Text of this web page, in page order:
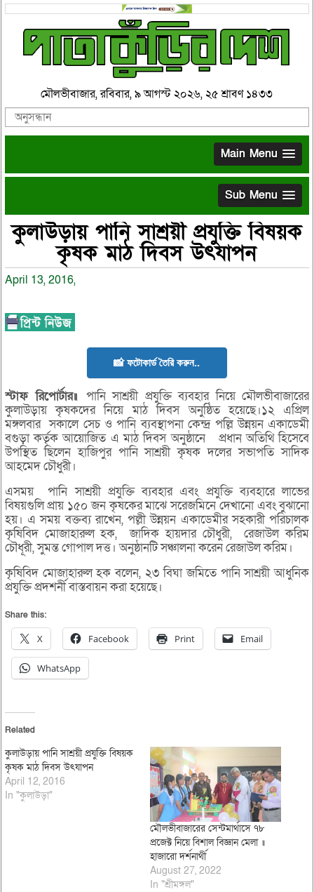
মৌলভীবাজার, রবিবার, ৯ আগস্ট ২০২৬, ২৫ শ্রাবণ ১৪৩৩
Main Menu
Sub Menu
কুলাউড়ায় পানি সাশ্রয়ী প্রযুক্তি বিষয়ক
কৃষক মাঠ দিবস উৎযাপন
April 13, 2016,
📸 ফটোকার্ড তৈরি করুন..
স্টাফ রিপোর্টার॥ পানি সাশ্রয়ী প্রযুক্তি ব্যবহার নিয়ে মৌলভীবাজারের
কুলাউড়ায় কৃষকদের নিয়ে মাঠ দিবস অনুষ্ঠিত হয়েছে।১২ এপ্রিল
মঙ্গলবার সকালে সেচ ও পানি ব্যবস্থাপনা কেন্দ্র পল্লি উন্নয়ন একাডেমী
বগুড়া কর্তৃক আয়োজিত এ মাঠ দিবস অনুষ্ঠানে প্রধান অতিথি হিসেবে
উপস্থিত ছিলেন হাজিপুর পানি সাশ্রয়ী কৃষক দলের সভাপতি সাদিক
আহমেদ চৌধুরী।
এসময় পানি সাশ্রয়ী প্রযুক্তি ব্যবহার এবং প্রযুক্তি ব্যবহারে লাভের
বিষয়গুলি প্রায় ১৫০ জন কৃষকের মাঝে সরেজমিনে দেখানো এবং বুঝানো
হয়। এ সময় বক্তব্য রাখেন, পল্লী উন্নয়ন একাডেমীর সহকারী পরিচালক
কৃষিবিদ মোজাহারুল হক, জাদিক হায়দার চৌধুরী, রেজাউল করিম
চৌধূরী, সুমন্ত গোপাল দত্ত। অনুষ্ঠানটি সঞ্চালনা করেন রেজাউল করিম।
কৃষিবিদ মোজাহারুল হক বলেন, ২৩ বিঘা জমিতে পানি সাশ্রয়ী আধুনিক
প্রযুক্তি প্রদশর্নী বাস্তবায়ন করা হয়েছে।
Share this:
X Facebook Print Email
WhatsApp
Related
কুলাউড়ায় পানি সাশ্রয়ী প্রযুক্তি বিষয়ক
কৃষক মাঠ দিবস উৎযাপন
April 12, 2016
In "কুলাউড়া"
মৌলভীবাজারের সেন্টমার্থাসে ৭৮
প্রজেক্ট নিয়ে বিশাল বিজ্ঞান মেলা ॥
হাজারো দর্শনার্থী
August 27, 2022
In "শ্রীমঙ্গল"